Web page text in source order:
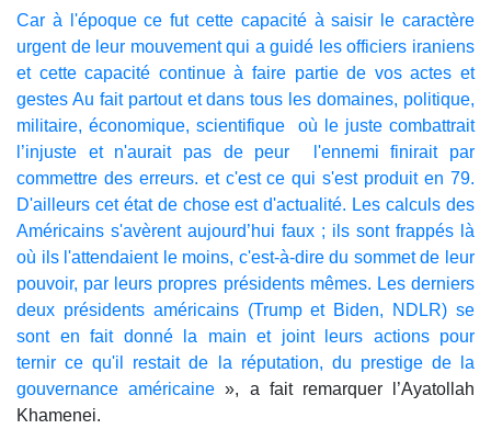
Car à l'époque ce fut cette capacité à saisir le caractère
urgent de leur mouvement qui a guidé les officiers iraniens
et cette capacité continue à faire partie de vos actes et
gestes Au fait partout et dans tous les domaines, politique,
militaire, économique, scientifique où le juste combattrait
l’injuste et n'aurait pas de peur l'ennemi finirait par
commettre des erreurs. et c'est ce qui s'est produit en 79.
D'ailleurs cet état de chose est d'actualité. Les calculs des
Américains s'avèrent aujourd’hui faux ; ils sont frappés là
où ils l'attendaient le moins, c'est-à-dire du sommet de leur
pouvoir, par leurs propres présidents mêmes. Les derniers
deux présidents américains (Trump et Biden, NDLR) se
sont en fait donné la main et joint leurs actions pour
ternir ce qu'il restait de la réputation, du prestige de la
gouvernance américaine », a fait remarquer l’Ayatollah
Khamenei.